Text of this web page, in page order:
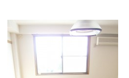
芹田不動産の強み
スタッフ紹介
会社紹介